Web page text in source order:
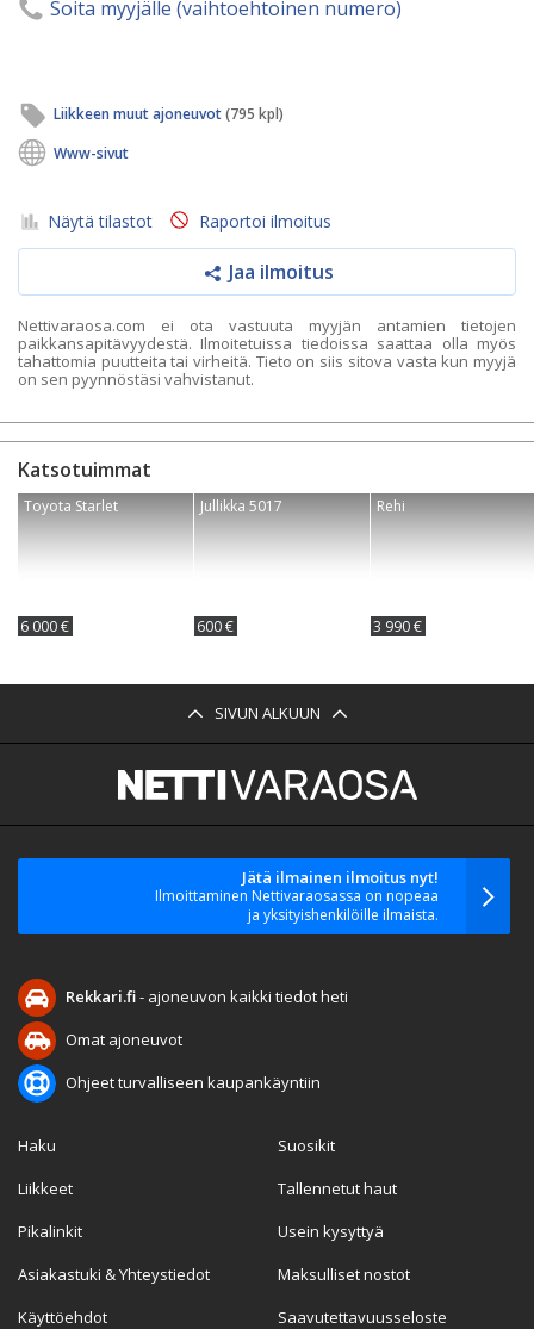
Soita myyjälle (vaihtoehtoinen numero)
Liikkeen muut ajoneuvot(795 kpl)
Www-sivut
Näytä tilastot Raportoi ilmoitus
Jaa ilmoitus
Nettivaraosa.com ei ota vastuuta myyjän antamien tietojen
paikkansapitävyydestä. Ilmoitetuissa tiedoissa saattaa olla myös
tahattomia puutteita tai virheitä. Tieto on siis sitova vasta kun myyjä
on sen pyynnöstäsi vahvistanut.
Katsotuimmat
Toyota Starlet
6 000 €
Jullikka 5017
600 €
Rehi
3 990 €
SIVUN ALKUUN
Jätä ilmainen ilmoitus nyt!
Ilmoittaminen Nettivaraosassa on nopeaa
ja yksityishenkilöille ilmaista.
Rekkari.fi- ajoneuvon kaikki tiedot heti
Omat ajoneuvot
Ohjeet turvalliseen kaupankäyntiin
Haku
Liikkeet
Pikalinkit
Asiakastuki & Yhteystiedot
Käyttöehdot
Suosikit
Tallennetut haut
Usein kysyttyä
Maksulliset nostot
Saavutettavuusseloste